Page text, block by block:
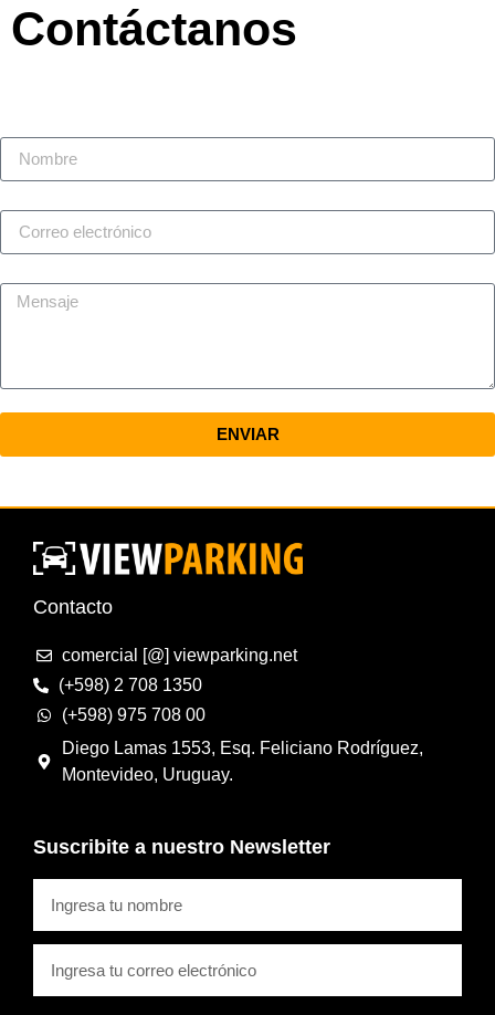
Contáctanos
ENVIAR
Contacto
comercial [@] viewparking.net
(+598) 2 708 1350
(+598) 975 708 00
Diego Lamas 1553, Esq. Feliciano Rodríguez,
Montevideo, Uruguay.
Suscribite a nuestro Newsletter